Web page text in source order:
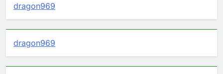
dragon969
dragon969